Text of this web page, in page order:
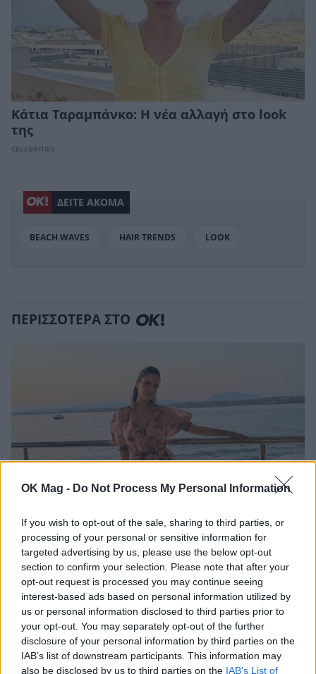
OK Mag - Do Not Process My Personal Information
If you wish to opt-out of the sale, sharing to third parties, or
processing of your personal or sensitive information for
targeted advertising by us, please use the below opt-out
section to confirm your selection. Please note that after your
opt-out request is processed you may continue seeing
interest-based ads based on personal information utilized by
us or personal information disclosed to third parties prior to
your opt-out. You may separately opt-out of the further
disclosure of your personal information by third parties on the
IAB’s list of downstream participants. This information may
also be disclosed by us to third parties on the IAB’s List of
Κάτια Ταραμπάνκο: Η νέα αλλαγή στο look
της
CELEBRITIES
ΔΕΙΤΕ ΑΚΟΜΑ
BEACH WAVES HAIR TRENDS LOOK
ΠΕΡΙΣΣΟΤΕΡΑ ΣΤΟ
Αλεξάνδρα Νίκα: Η νέα ανάρτηση με τον γιο
της Βασίλη και τα στιγμιότυπα στο σκάφος
CELEBRITIES